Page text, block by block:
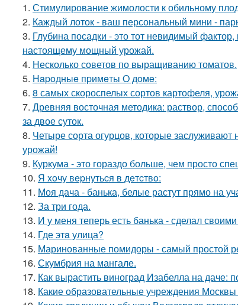
1. Стимулирование жимолости к обильному
2. Каждый лоток - ваш персональный мини -
3. Глубина посадки - это тот невидимый
настоящему мощный урожай.
4. Несколько советов по выращиванию томатов.
5. Нapoдныe пpимeты O дoмe:
6. 8 самых скороспелых сортов картофеля,
7. Древняя восточная методика: раствор,
за двое суток.
8. Четыре сорта огурцов, которые
урожай!
9. Куркума - это гораздо больше, чем просто
10. Я xoчу вepнутьcя в дeтcтвo:
11. Моя дача - банька, белые растут прямо на
12. За три года.
13. И у меня теперь есть банька - сделал
14. Где этa улица?
15. Маринованные помидоры - самый простой
16. Скумбрия на мангале.
17. Как вырастить виноград Изабелла на даче:
18. Какие образовательные учреждения